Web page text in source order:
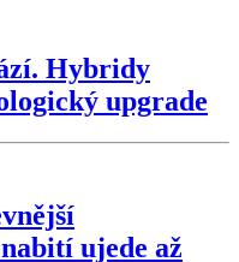
Hybridy
upgrade
ujede až